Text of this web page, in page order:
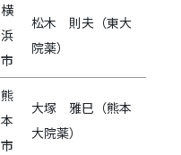
横
浜
市
松木 則夫（東大
院薬）
熊
本
市
大塚 雅巳（熊本
大院薬）